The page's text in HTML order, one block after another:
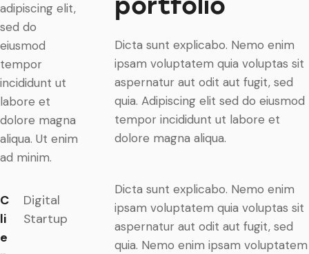
adipiscing elit,
sed do
eiusmod
tempor
incididunt ut
labore et
dolore magna
aliqua. Ut enim
ad minim.
C
li
e
Digital
Startup
Dicta sunt explicabo. Nemo enim
ipsam voluptatem quia voluptas sit
aspernatur aut odit aut fugit, sed
quia. Adipiscing elit sed do eiusmod
tempor incididunt ut labore et
dolore magna aliqua.
Dicta sunt explicabo. Nemo enim
ipsam voluptatem quia voluptas sit
aspernatur aut odit aut fugit, sed
quia. Nemo enim ipsam voluptatem